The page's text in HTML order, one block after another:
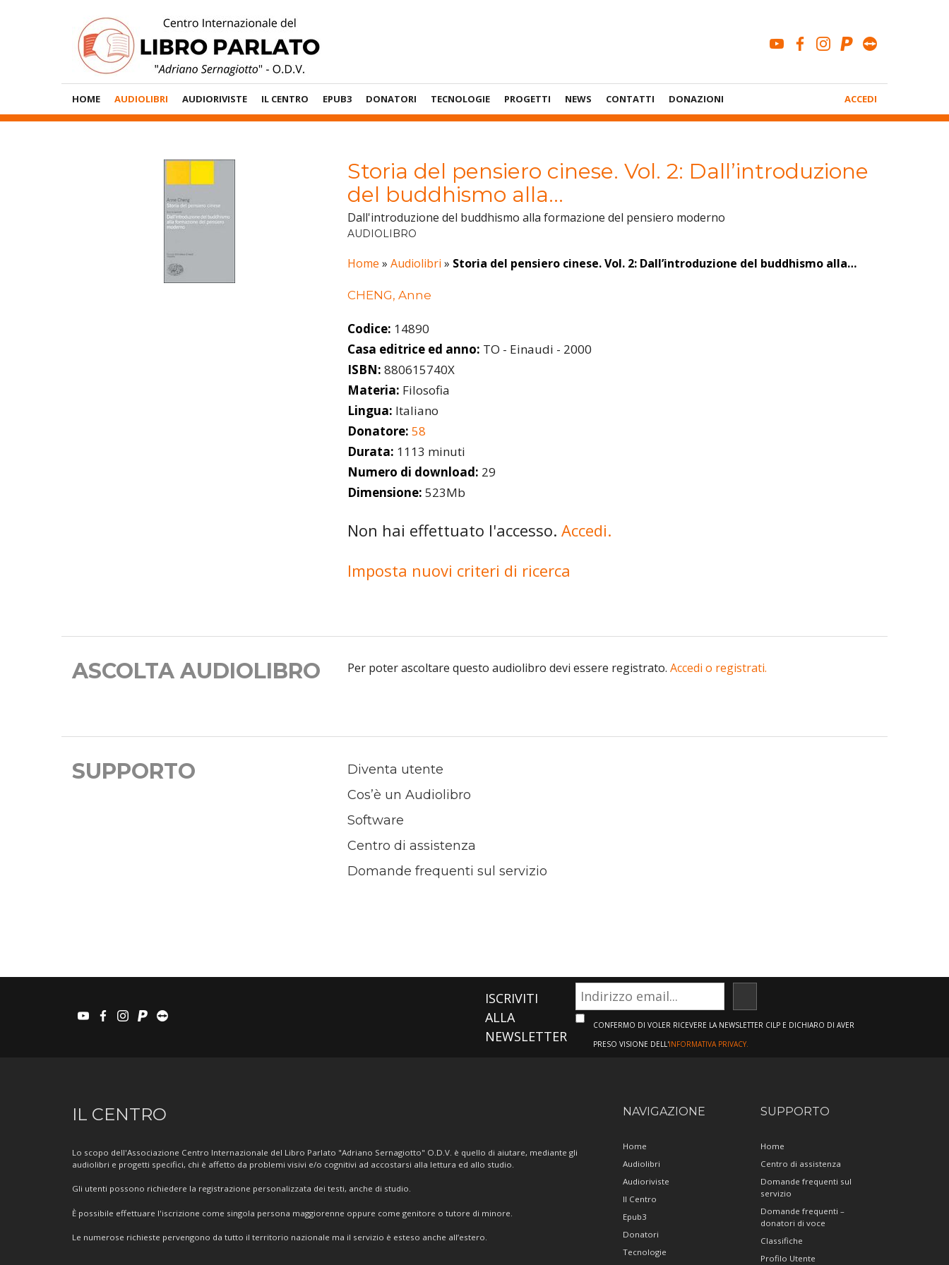
youtubefacebook
instagram
paypal
Menù
Principale
HOME AUDIOLIBRI AUDIORIVISTE IL CENTRO EPUB3 DONATORI TECNOLOGIE PROGETTI NEWS CONTATTI DONAZIONI
Account
ACCEDI
Storia del pensiero cinese. Vol. 2: Dall’introduzione
del buddhismo alla…
Dall'introduzione del buddhismo alla formazione del pensiero moderno
AUDIOLIBRO
Home » Audiolibri » Storia del pensiero cinese. Vol. 2: Dall’introduzione del buddhismo alla…
CHENG, Anne
Codice: 14890
Casa editrice ed anno: TO - Einaudi - 2000
ISBN: 880615740X
Materia: Filosofia
Lingua: Italiano
Donatore: 58
Durata: 1113 minuti
Numero di download: 29
Dimensione: 523Mb
Non hai effettuato l'accesso. Accedi.
Imposta nuovi criteri di ricerca
ASCOLTA AUDIOLIBRO Per poter ascoltare questo audiolibro devi essere registrato. Accedi o registrati.
SUPPORTO
Diventa utente
Cos’è un Audiolibro
Software
Centro di assistenza
Domande frequenti sul servizio
youtubefacebook
instagram
paypalteamviewer
ISCRIVITI
ALLA
NEWSLETTER
CONFERMO DI VOLER RICEVERE LA NEWSLETTER CILP E DICHIARO DI AVER
PRESO VISIONE DELL'INFORMATIVA PRIVACY.
Informazioni
IL CENTRO
Lo scopo dell'Associazione Centro Internazionale del Libro Parlato "Adriano Sernagiotto" O.D.V. è quello di aiutare, mediante gli
audiolibri e progetti specifici, chi è affetto da problemi visivi e/o cognitivi ad accostarsi alla lettura ed allo studio.
Gli utenti possono richiedere la registrazione personalizzata dei testi, anche di studio.
È possibile effettuare l'iscrizione come singola persona maggiorenne oppure come genitore o tutore di minore.
Le numerose richieste pervengono da tutto il territorio nazionale ma il servizio è esteso anche all’estero.
NAVIGAZIONE
Home
Audiolibri
Audioriviste
Il Centro
Epub3
Donatori
Tecnologie
SUPPORTO
Home
Centro di assistenza
Domande frequenti sul
servizio
Domande frequenti –
donatori di voce
Classifiche
Profilo Utente